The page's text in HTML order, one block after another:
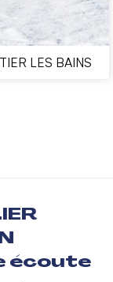
LES BAINS
écoute